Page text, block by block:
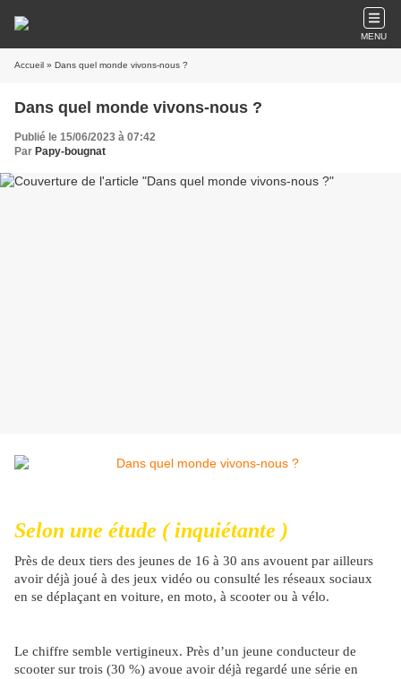
MENU
Accueil » Dans quel monde vivons-nous ?
Dans quel monde vivons-nous ?
Publié le 15/06/2023 à 07:42
Par Papy-bougnat
Selon une étude (inquiétante )
Près de deux tiers des jeunes de 16 à 30 ans avouent par ailleurs
avoir déjà joué à des jeux vidéo ou consulté les réseaux sociaux
en se déplaçant en voiture, en moto, à scooter ou à vélo.
Le chiffre semble vertigineux. Près d’un jeune conducteur de
scooter sur trois (30 %) avoue avoir déjà regardé une série en